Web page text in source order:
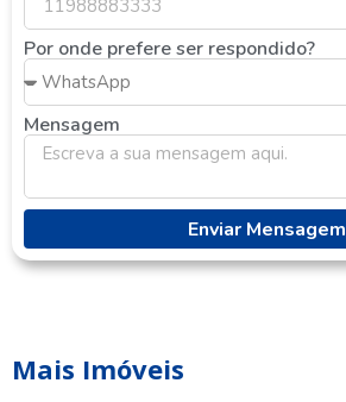
Por onde prefere ser respondido?
Mensagem
Enviar Mensagem
Mais Imóveis